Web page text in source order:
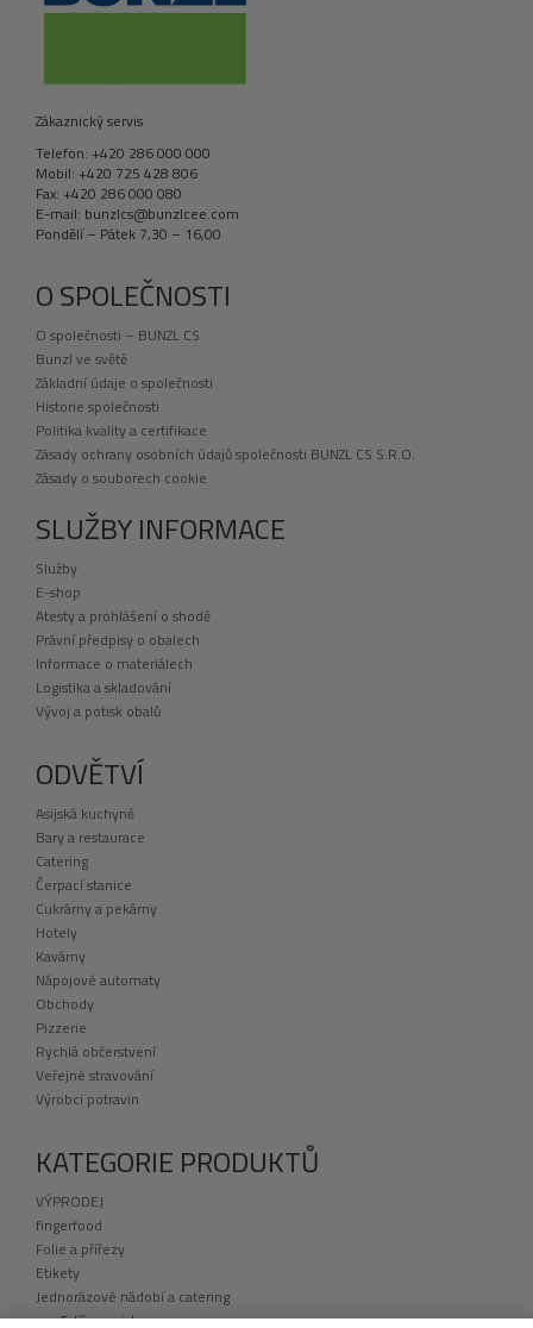
Zákaznický servis
Telefon: +420 286 000 000
Mobil: +420 725 428 806
Fax: +420 286 000 080
E-mail: bunzlcs@bunzlcee.com
Pondělí – Pátek 7,30 – 16,00
O SPOLEČNOSTI
O společnosti – BUNZL CS
Bunzl ve světě
Základní údaje o společnosti
Historie společnosti
Politika kvality a certifikace
Zásady ochrany osobních údajů společnosti BUNZL CS S.R.O.
Zásady o souborech cookie
SLUŽBY INFORMACE
Služby
E-shop
Atesty a prohlášení o shodě
Právní předpisy o obalech
Informace o materiálech
Logistika a skladování
Vývoj a potisk obalů
ODVĚTVÍ
Asijská kuchyně
Bary a restaurace
Catering
Čerpací stanice
Cukrárny a pekárny
Hotely
Kavárny
Nápojové automaty
Obchody
Pizzerie
Rychlá občerstvení
Veřejné stravování
Výrobci potravin
KATEGORIE PRODUKTŮ
VÝPRODEJ
fingerfood
Folie a přířezy
Etikety
Jednorázové nádobí a catering
Talíře a misky